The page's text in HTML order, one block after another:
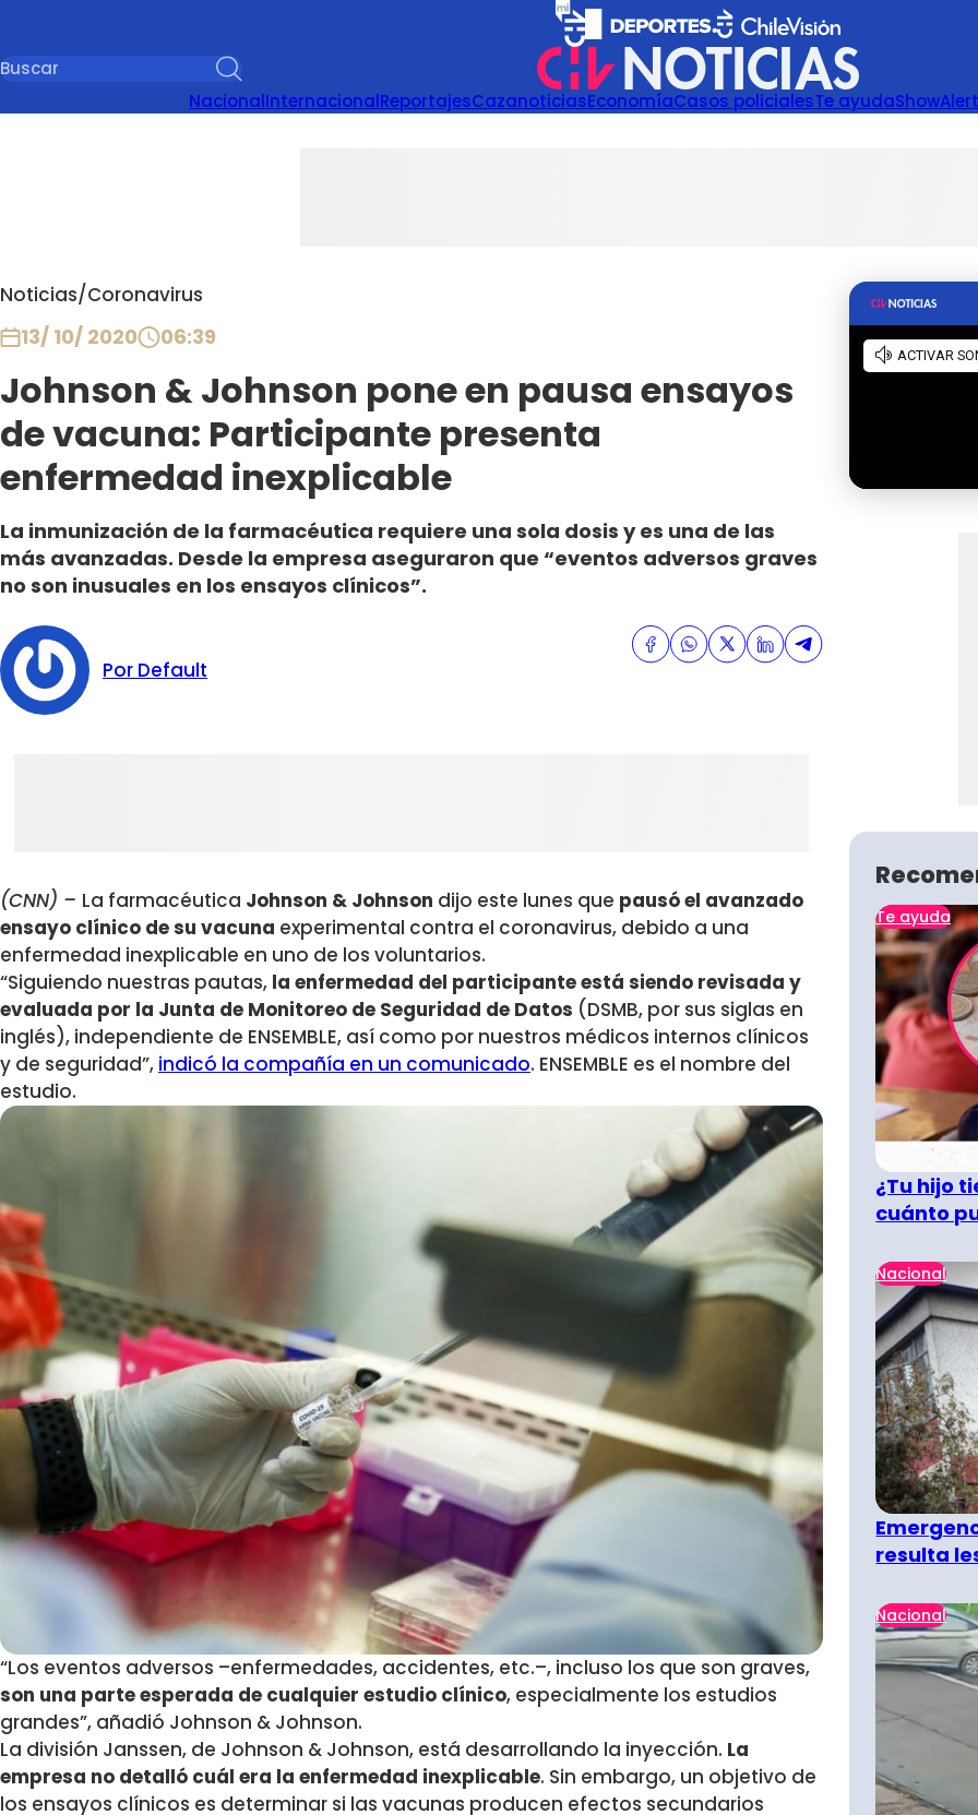
NacionalInternacionalReportajesCazanoticiasEconomíaCasos policialesTe ayudaShow
Noticias/Coronavirus
13/ 10/ 2020 06:39
Johnson & Johnson pone en pausa ensayos
de vacuna: Participante presenta
enfermedad inexplicable
La inmunización de la farmacéutica requiere una sola dosis y es una de las
más avanzadas. Desde la empresa aseguraron que “eventos adversos graves
no son inusuales en los ensayos clínicos”.
Por Default
(CNN) – La farmacéutica Johnson & Johnson dijo este lunes que pausó el avanzado
ensayo clínico de su vacuna experimental contra el coronavirus, debido a una
enfermedad inexplicable en uno de los voluntarios.
“Siguiendo nuestras pautas, la enfermedad del participante está siendo revisada y
evaluada por la Junta de Monitoreo de Seguridad de Datos (DSMB, por sus siglas en
inglés), independiente de ENSEMBLE, así como por nuestros médicos internos clínicos
y de seguridad”, indicó la compañía en un comunicado. ENSEMBLE es el nombre del
estudio.
“Los eventos adversos –enfermedades, accidentes, etc.–, incluso los que son graves,
son una parte esperada de cualquier estudio clínico, especialmente los estudios
grandes”, añadió Johnson & Johnson.
La división Janssen, de Johnson & Johnson, está desarrollando la inyección. La
empresa no detalló cuál era la enfermedad inexplicable. Sin embargo, un objetivo de
los ensayos clínicos es determinar si las vacunas producen efectos secundarios
Te ayuda
¿Tu hijo
cuánto
Nacional
resulta
Nacional